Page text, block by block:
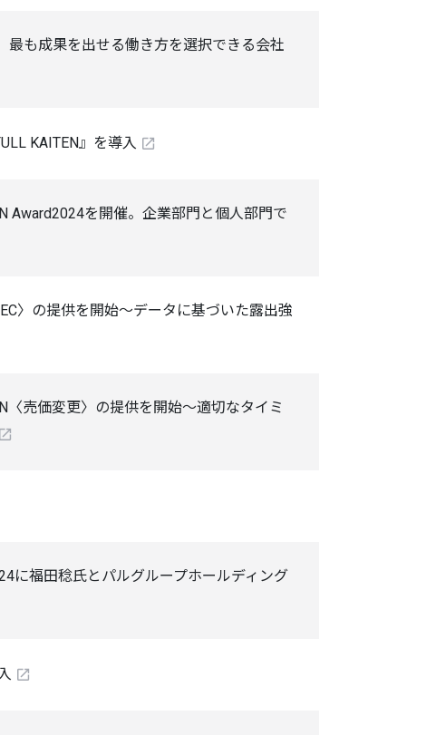
も成果を出せる働き方を選択できる会社
KAITEN』を導入
Award2024を開催。企業部門と個人部門で
〉の提供を開始～データに基づいた露出強
〈売価変更〉の提供を開始～適切なタイミ
に福田稔氏とパルグループホールディング